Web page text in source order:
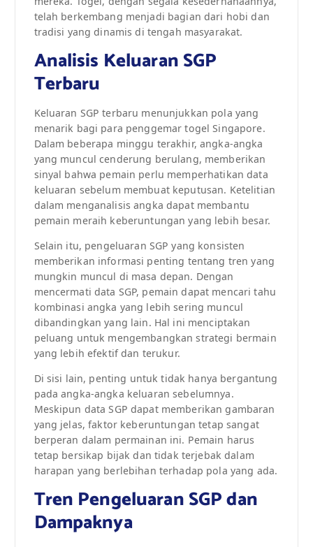
telah berkembang menjadi bagian dari hobi dan
tradisi yang dinamis di tengah masyarakat.
Analisis Keluaran SGP
Terbaru
Keluaran SGP terbaru menunjukkan pola yang
menarik bagi para penggemar togel Singapore.
Dalam beberapa minggu terakhir, angka-angka
yang muncul cenderung berulang, memberikan
sinyal bahwa pemain perlu memperhatikan data
keluaran sebelum membuat keputusan. Ketelitian
dalam menganalisis angka dapat membantu
pemain meraih keberuntungan yang lebih besar.
Selain itu, pengeluaran SGP yang konsisten
memberikan informasi penting tentang tren yang
mungkin muncul di masa depan. Dengan
mencermati data SGP, pemain dapat mencari tahu
kombinasi angka yang lebih sering muncul
dibandingkan yang lain. Hal ini menciptakan
peluang untuk mengembangkan strategi bermain
yang lebih efektif dan terukur.
Di sisi lain, penting untuk tidak hanya bergantung
pada angka-angka keluaran sebelumnya.
Meskipun data SGP dapat memberikan gambaran
yang jelas, faktor keberuntungan tetap sangat
berperan dalam permainan ini. Pemain harus
tetap bersikap bijak dan tidak terjebak dalam
harapan yang berlebihan terhadap pola yang ada.
Tren Pengeluaran SGP dan
Dampaknya